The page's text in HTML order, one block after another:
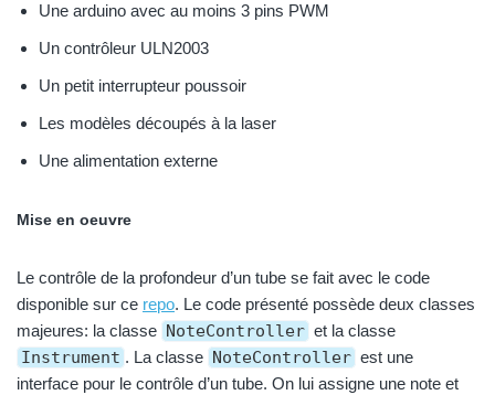
Une arduino avec au moins 3 pins PWM
Un contrôleur ULN2003
Un petit interrupteur poussoir
Les modèles découpés à la laser
Une alimentation externe
Mise en oeuvre
Le contrôle de la profondeur d’un tube se fait avec le code
disponible sur ce repo. Le code présenté possède deux classes
majeures: la classe NoteController et la classe
Instrument . La classe NoteController est une
interface pour le contrôle d’un tube. On lui assigne une note et